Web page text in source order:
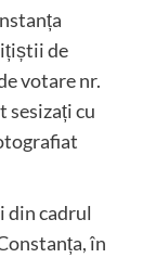
de
votare nr.
sesizați cu
din cadrul
în